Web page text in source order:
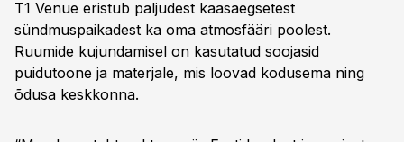
T1 Venue eristub paljudest kaasaegsetest
sündmuspaikadest ka oma atmosfääri poolest.
Ruumide kujundamisel on kasutatud soojasid
puidutoone ja materjale, mis loovad kodusema ning
õdusa keskkonna.